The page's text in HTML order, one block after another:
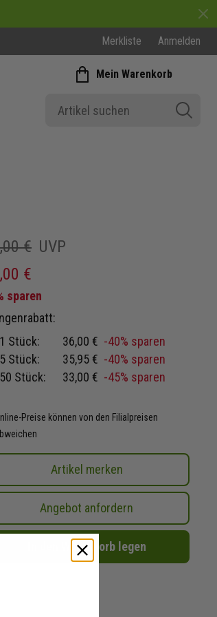
Merkliste Anmelden
Mein Warenkorb
€ UVP
€
sparen
Stück:
36,00 € -40% sparen
Stück:
35,95 € -40% sparen
Stück:
33,00 € -45% sparen
Preise können von den Filialpreisen
Artikel merken
Angebot anfordern
In den Warenkorb legen